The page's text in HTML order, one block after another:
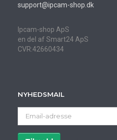
support@ipcam-shop.dk
Ipcam-shop ApS
en del af Smart24 ApS
CVR:42660434
NYHEDSMAIL
adresse